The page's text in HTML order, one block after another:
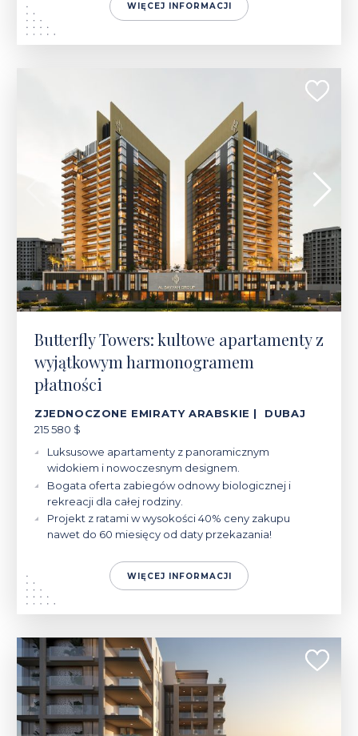
WIĘCEJ INFORMACJI
Butterfly Towers: kultowe apartamenty z
wyjątkowym harmonogramem
płatności
ZJEDNOCZONE EMIRATY ARABSKIE | DUBAJ
215 580 $
Luksusowe apartamenty z panoramicznym
widokiem i nowoczesnym designem.
Bogata oferta zabiegów odnowy biologicznej i
rekreacji dla całej rodziny.
Projekt z ratami w wysokości 40% ceny zakupu
nawet do 60 miesięcy od daty przekazania!
WIĘCEJ INFORMACJI
258 679 $